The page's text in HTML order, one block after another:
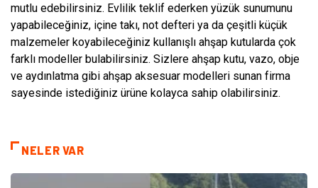
mutlu edebilirsiniz. Evlilik teklif ederken yüzük sunumunu
yapabileceğiniz, içine takı, not defteri ya da çeşitli küçük
malzemeler koyabileceğiniz kullanışlı ahşap kutularda çok
farklı modeller bulabilirsiniz. Sizlere ahşap kutu, vazo, obje
ve aydınlatma gibi ahşap aksesuar modelleri sunan firma
sayesinde istediğiniz ürüne kolayca sahip olabilirsiniz.
NELER VAR